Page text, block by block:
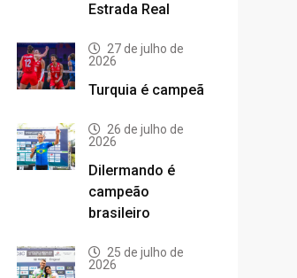
Estrada Real
27 de julho de
2026
Turquia é campeã
26 de julho de
2026
Dilermando é
campeão
brasileiro
25 de julho de
2026